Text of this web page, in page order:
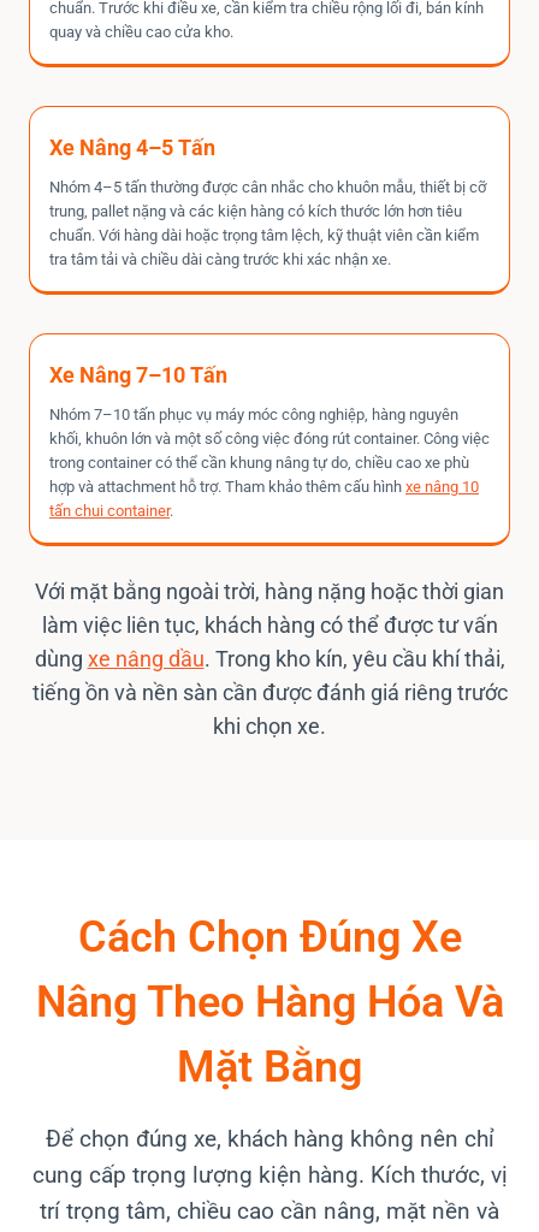
chuẩn. Trước khi điều xe, cần kiểm tra chiều rộng lối đi, bán kính
quay và chiều cao cửa kho.
Xe Nâng 4–5 Tấn
Nhóm 4–5 tấn thường được cân nhắc cho khuôn mẫu, thiết bị cỡ
trung, pallet nặng và các kiện hàng có kích thước lớn hơn tiêu
chuẩn. Với hàng dài hoặc trọng tâm lệch, kỹ thuật viên cần kiểm
tra tâm tải và chiều dài càng trước khi xác nhận xe.
Xe Nâng 7–10 Tấn
Nhóm 7–10 tấn phục vụ máy móc công nghiệp, hàng nguyên
khối, khuôn lớn và một số công việc đóng rút container. Công việc
trong container có thể cần khung nâng tự do, chiều cao xe phù
hợp và attachment hỗ trợ. Tham khảo thêm cấu hình xe nâng 10
tấn chui container.
Với mặt bằng ngoài trời, hàng nặng hoặc thời gian
làm việc liên tục, khách hàng có thể được tư vấn
dùng xe nâng dầu. Trong kho kín, yêu cầu khí thải,
tiếng ồn và nền sàn cần được đánh giá riêng trước
khi chọn xe.
Cách Chọn Đúng Xe
Nâng Theo Hàng Hóa Và
Mặt Bằng
Để chọn đúng xe, khách hàng không nên chỉ
cung cấp trọng lượng kiện hàng. Kích thước, vị
trí trọng tâm, chiều cao cần nâng, mặt nền và